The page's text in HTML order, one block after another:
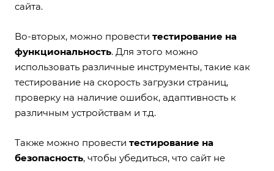
сайта.
Во-вторых, можно провести тестирование на
функциональность. Для этого можно
использовать различные инструменты, такие как
тестирование на скорость загрузки страниц,
проверку на наличие ошибок, адаптивность к
различным устройствам и т.д.
Также можно провести тестирование на
безопасность, чтобы убедиться, что сайт не